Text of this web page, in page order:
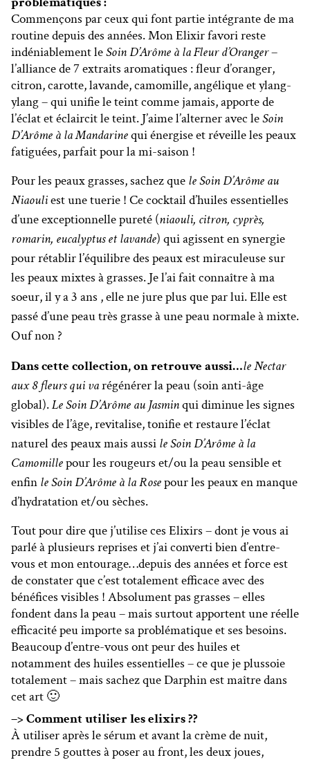
Commençons par ceux qui font partie intégrante de ma
routine depuis des années. Mon Elixir favori reste
indéniablement leSoin D’Arôme à la Fleur d’Oranger–
l’alliance de 7 extraits aromatiques : fleur d’oranger,
citron, carotte, lavande, camomille, angélique et ylang-
ylang – qui unifie le teint comme jamais, apporte de
l’éclat et éclaircit le teint. J’aime l’alterner avec leSoin
D’Arôme à la Mandarinequi énergise et réveille les peaux
fatiguées, parfait pour la mi-saison !
Pour les peaux grasses, sachez que le Soin D’Arôme au
Niaouliest une tuerie ! Ce cocktail d’huiles essentielles
d’une exceptionnelle pureté (niaouli, citron, cyprès,
romarin, eucalyptus et lavande) qui agissent en synergie
pour rétablir l’équilibre des peaux est miraculeuse sur
les peaux mixtes à grasses. Je l’ai fait connaître à ma
soeur, il y a 3 ans , elle ne jure plus que par lui. Elle est
passé d’une peau très grasse à une peau normale à mixte.
Ouf non ?
Dans cette collection, on retrouve aussi…le Nectar
aux 8 fleurs qui varégénérer la peau (soin anti-âge
global).Le Soin D’Arôme au Jasminqui diminue les signes
visibles de l’âge, revitalise, tonifie et restaure l’éclat
naturel des peaux mais aussi le Soin D’Arôme à la
Camomillepour les rougeurs et/ou la peau sensible et
enfin le Soin D’Arôme à la Rosepour les peaux en manque
d’hydratation et/ou sèches.
Tout pour dire que j’utilise ces Elixirs – dont je vous ai
parlé à plusieurs reprises et j’ai converti bien d’entre-
vous et mon entourage…depuis des années et force est
de constater que c’est totalement efficace avec des
bénéfices visibles ! Absolument pas grasses – elles
fondent dans la peau – mais surtout apportent une réelle
efficacité peu importe sa problématique et ses besoins.
Beaucoup d’entre-vous ont peur des huiles et
notamment des huiles essentielles – ce que je plussoie
totalement – mais sachez que Darphin est maître dans
cet art 🙂
–> Comment utiliser les elixirs ??
À utiliser après le sérum et avant la crème de nuit,
prendre 5 gouttes à poser au front, les deux joues,